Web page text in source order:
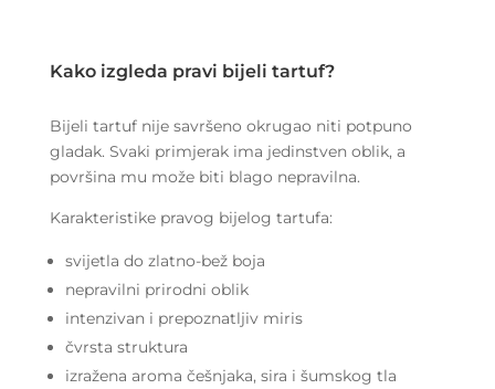
Kako izgleda pravi bijeli tartuf?
Bijeli tartuf nije savršeno okrugao niti potpuno
gladak. Svaki primjerak ima jedinstven oblik, a
površina mu može biti blago nepravilna.
Karakteristike pravog bijelog tartufa:
svijetla do zlatno-bež boja
nepravilni prirodni oblik
intenzivan i prepoznatljiv miris
čvrsta struktura
izražena aroma češnjaka, sira i šumskog tla